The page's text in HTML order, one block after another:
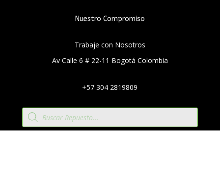
Nuestro Compromiso
Trabaje con Nosotros
Av Calle 6 # 22-11 Bogotá Colombia
+57 304 2819809
Búsqueda
de
productos